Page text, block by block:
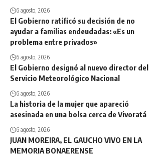
6 agosto, 2026
El Gobierno ratificó su decisión de no
ayudar a familias endeudadas: «Es un
problema entre privados»
6 agosto, 2026
El Gobierno designó al nuevo director del
Servicio Meteorológico Nacional
6 agosto, 2026
La historia de la mujer que apareció
asesinada en una bolsa cerca de Vivoratá
6 agosto, 2026
JUAN MOREIRA, EL GAUCHO VIVO EN LA
MEMORIA BONAERENSE